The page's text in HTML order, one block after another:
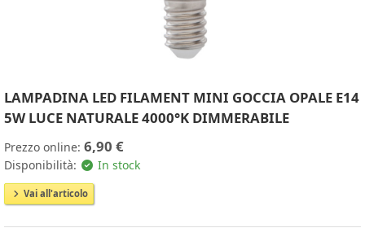
LAMPADINA LED FILAMENT MINI GOCCIA OPALE E14
5W LUCE NATURALE 4000°K DIMMERABILE
Prezzo online: 6,90 €
Disponibilità: In stock
Vai all'articolo